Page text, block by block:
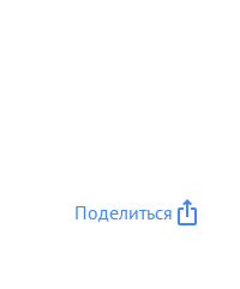
Поделиться